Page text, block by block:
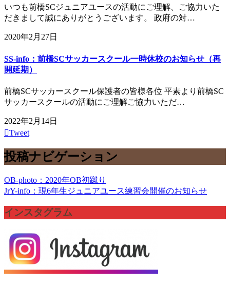
いつも前橋SCジュニアユースの活動にご理解、ご協力いた
だきまして誠にありがとうございます。 政府の対…
2020年2月27日
SS-info：前橋SCサッカースクール一時休校のお知らせ（再
開延期）
前橋SCサッカースクール保護者の皆様各位 平素より前橋SC
サッカースクールの活動にご理解ご協力いただ…
2022年2月14日
Tweet
投稿ナビゲーション
OB-photo：2020年OB初蹴り
JrY-info：現6年生ジュニアユース練習会開催のお知らせ
インスタグラム